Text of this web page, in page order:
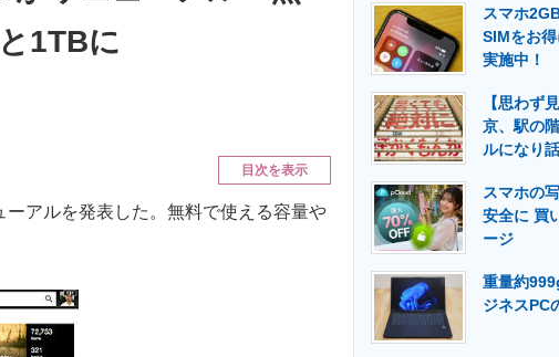
IT製品の技術・比較・事例 製造業のIT導入・活用を支援
エネルギーの専門メディア 建設×
1TBに
目次を表示
ーアルを発表した。無料で使える容量や
スマホ
SIMをお
実施中！
【思わず
京、駅の
ルになり
スマホの
安全に 買
ージ
重量約
ジネスPC